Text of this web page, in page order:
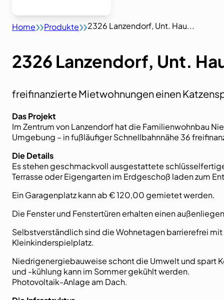
Home Produkte 2326 Lanzendorf, Unt. Hau...
2326 Lanzendorf, Unt.
freifinanzierte Mietwohnungen einen
Das Projekt
Im Zentrum von Lanzendorf hat die Familienwohnbau
Umgebung – in fußläufiger Schnellbahnnähe 36
Die Details
Es stehen geschmackvoll ausgestattete
Terrasse oder Eigengarten im Erdgeschoß laden zum
Ein Garagenplatz kann ab € 120,00 gemietet werden.
Die Fenster und Fenstertüren erhalten einen
Selbstverständlich sind die Wohnetagen barrierefrei
Kleinkinderspielplatz.
Niedrigenergiebauweise schont die Umwelt und spart
und -kühlung kann im Sommer gekühlt werden.
Photovoltaik-Anlage am Dach.